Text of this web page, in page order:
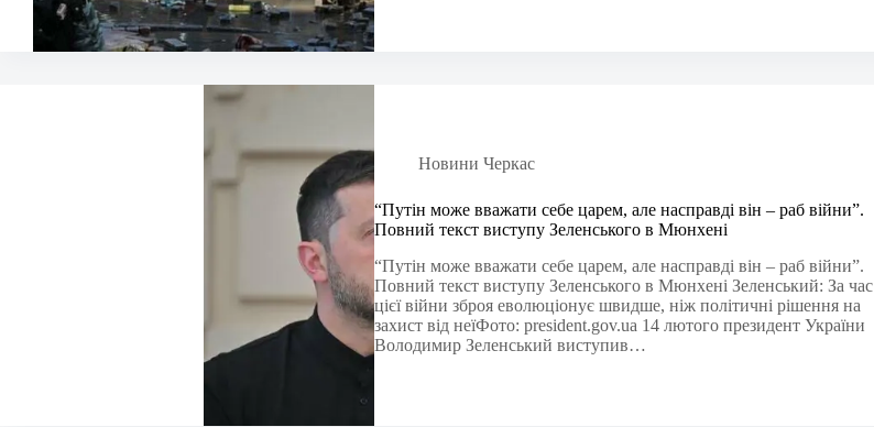
Новини Черкас
“Путін може вважати себе царем, але насправді він – раб війни”.
Повний текст виступу Зеленського в Мюнхені
“Путін може вважати себе царем, але насправді він – раб війни”.
Повний текст виступу Зеленського в Мюнхені Зеленський: За час
цієї війни зброя еволюціонує швидше, ніж політичні рішення на
захист від неїФото: president.gov.ua 14 лютого президент України
Володимир Зеленський виступив…